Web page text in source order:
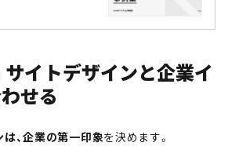
イトデザインと企業イ
せる
、企業の第一印象を決めます。